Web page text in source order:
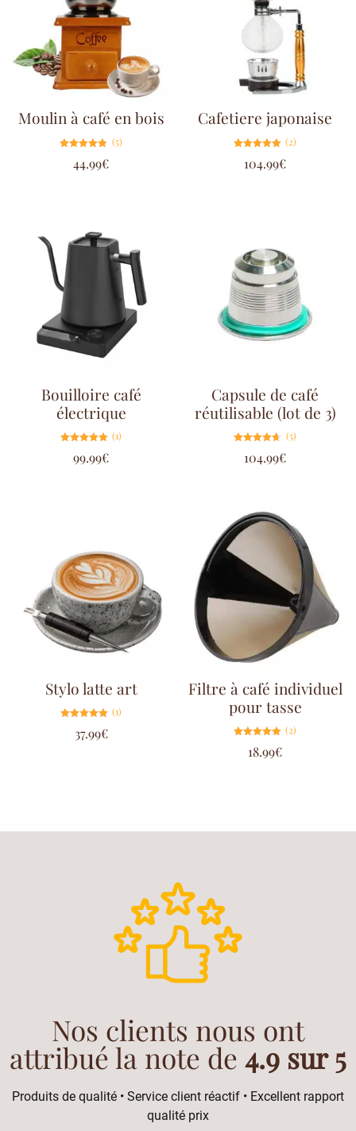
Moulin à café en bois
4.80
sur 5
(5)
44.99€
Cafetiere japonaise
5.00
sur 5
(2)
104.99€
Bouilloire café
électrique
5.00
sur 5
(1)
99.99€
Capsule de café
réutilisable (lot de 3)
4.60
sur 5
(5)
104.99€
Stylo latte art
5.00
sur 5
(1)
37.99€
Filtre à café individuel
pour tasse
5.00
sur 5
(2)
18.99€
Nos clients nous ont
attribué la note de 4.9 sur 5
Produits de qualité • Service client réactif • Excellent rapport
qualité prix